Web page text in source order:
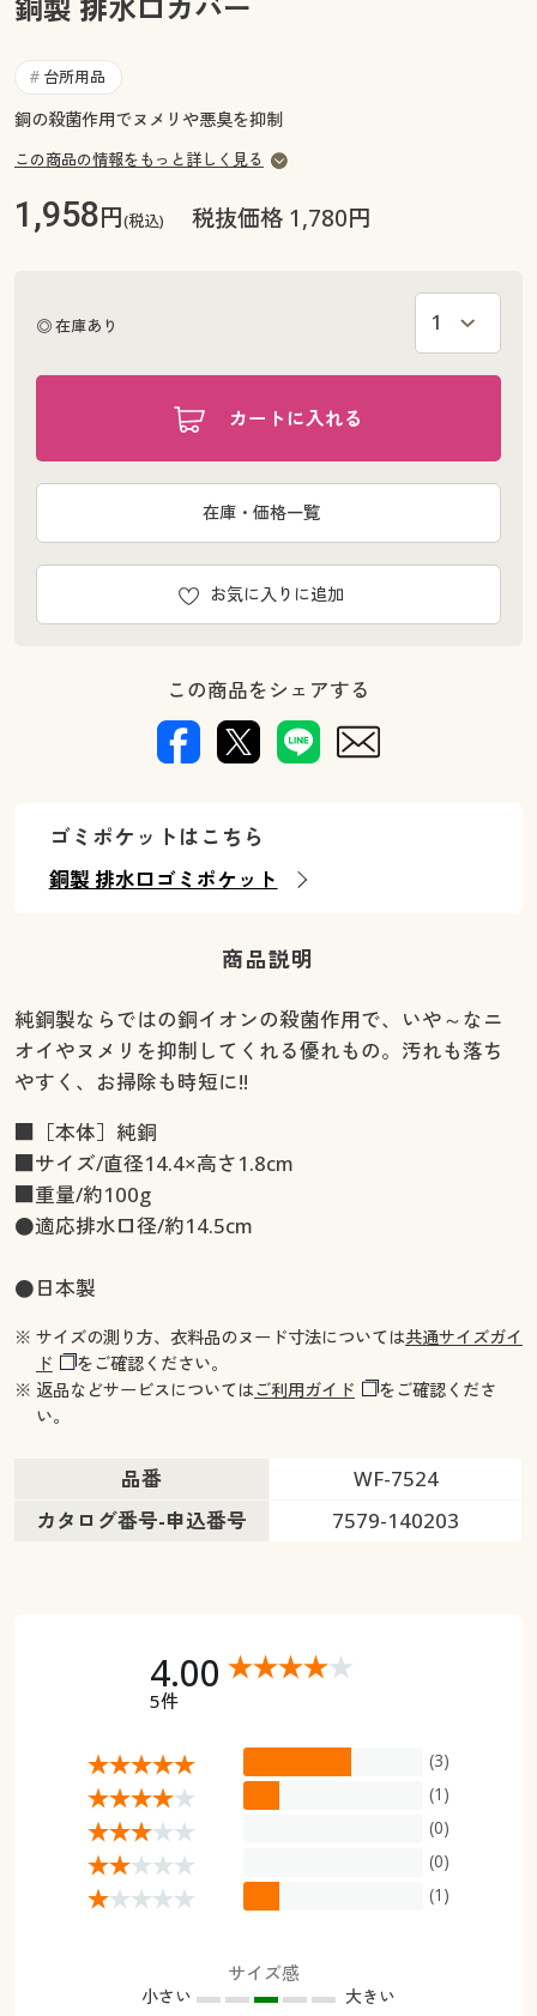
閲覧履歴
お気に入り
ご利用ガイド
サポート
ご利用ガイド
よくある質問とお問い合わせ
# 台所用品
銅の殺菌作用でヌメリや悪臭を抑制
この商品の情報をもっと詳しく見る
1,958円(税込) 税抜価格 1,780円
◎ 在庫あり
カートに入れる
お気に入りに追加
在庫・価格一覧
この商品をシェアする
ゴミポケットはこちら
銅製 排水口ゴミポケット
商品説明
純銅製ならではの銅イオンの殺菌作用で、いや～なニ
オイやヌメリを抑制してくれる優れもの。汚れも落ち
やすく、お掃除も時短に!!
■［本体］純銅
■サイズ/直径14.4×高さ1.8cm
■重量/約100g
●適応排水口径/約14.5cm
●日本製
※ サイズの測り方、衣料品のヌード寸法については共通サイズガイ
ド
をご確認ください。
※ 返品などサービスについてはご利用ガイド
をご確認くださ
い。
品番
WF-7524
カタログ番号-申込番号
7579-140203
4.00
5件
(3)
(1)
(0)
(0)
(1)
サイズ感
小さい 大きい